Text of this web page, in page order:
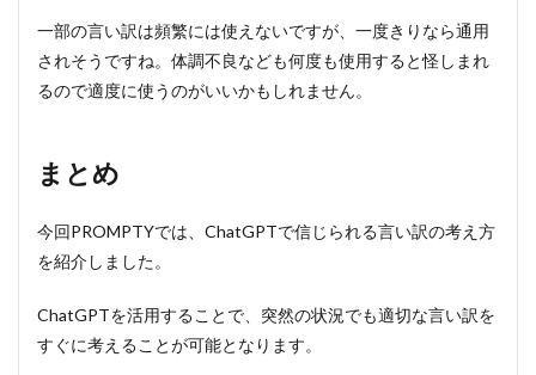
一部の言い訳は頻繁には使えないですが、一度きりなら通用
されそうですね。体調不良なども何度も使用すると怪しまれ
るので適度に使うのがいいかもしれません。
まとめ
今回PROMPTYでは、ChatGPTで信じられる言い訳の考え方
を紹介しました。
ChatGPTを活用することで、突然の状況でも適切な言い訳を
すぐに考えることが可能となります。